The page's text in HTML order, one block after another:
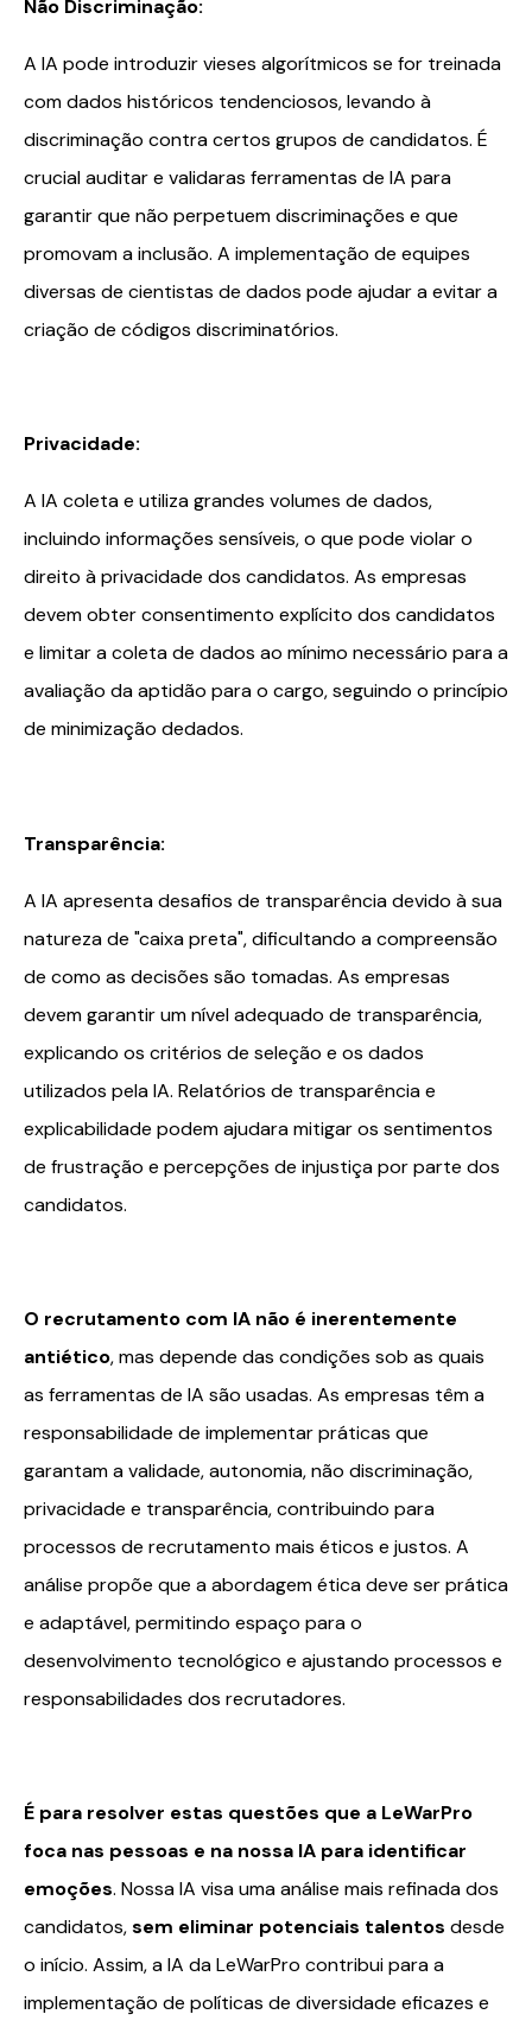
Não Discriminação:
A IA pode introduzir vieses algorítmicos se for treinada
com dados históricos tendenciosos, levando à
discriminação contra certos grupos de candidatos. É
crucial auditar e validaras ferramentas de IA para
garantir que não perpetuem discriminações e que
promovam a inclusão. A implementação de equipes
diversas de cientistas de dados pode ajudar a evitar a
criação de códigos discriminatórios.
Privacidade:
A IA coleta e utiliza grandes volumes de dados,
incluindo informações sensíveis, o que pode violar o
direito à privacidade dos candidatos. As empresas
devem obter consentimento explícito dos candidatos
e limitar a coleta de dados ao mínimo necessário para a
avaliação da aptidão para o cargo, seguindo o princípio
de minimização dedados.
Transparência:
A IA apresenta desafios de transparência devido à sua
natureza de "caixa preta", dificultando a compreensão
de como as decisões são tomadas. As empresas
devem garantir um nível adequado de transparência,
explicando os critérios de seleção e os dados
utilizados pela IA. Relatórios de transparência e
explicabilidade podem ajudara mitigar os sentimentos
de frustração e percepções de injustiça por parte dos
candidatos.
O recrutamento com IA não é inerentemente
antiético, mas depende das condições sob as quais
as ferramentas de IA são usadas. As empresas têm a
responsabilidade de implementar práticas que
garantam a validade, autonomia, não discriminação,
privacidade e transparência, contribuindo para
processos de recrutamento mais éticos e justos. A
análise propõe que a abordagem ética deve ser prática
e adaptável, permitindo espaço para o
desenvolvimento tecnológico e ajustando processos e
responsabilidades dos recrutadores.
É para resolver estas questões que a LeWarPro
foca nas pessoas e na nossa IA para identificar
emoções. Nossa IA visa uma análise mais refinada dos
candidatos,sem eliminar potenciais talentos desde
o início. Assim, a IA da LeWarPro contribui para a
implementação de políticas de diversidade eficazes e